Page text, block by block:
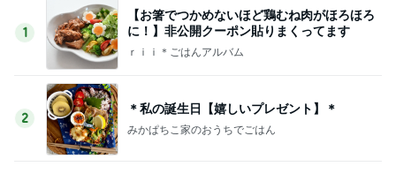
4
姉の推し…？
はお休み中
5
まともに買い物行けてないーー‼︎
酒ポンコツ女の息子LOVE blog♡♡